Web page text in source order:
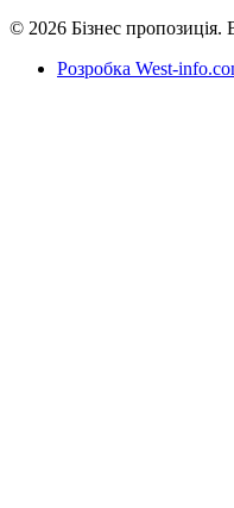
© 2026 Бізнес пропозиція.
Розробка West-